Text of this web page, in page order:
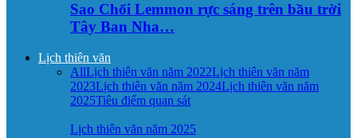
Sao Chổi Lemmon rực sáng trên bầu trời
Tây Ban Nha…
Lịch thiên văn
AllLịch thiên văn năm 2022Lịch thiên văn năm
2023Lịch thiên văn năm 2024Lịch thiên văn năm
2025Tiêu điểm quan sát
Lịch thiên văn năm 2025